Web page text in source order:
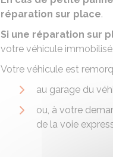
réparation sur place.
Si une réparation sur
votre véhicule immobilisé.
Votre véhicule est
au garage du
ou, à votre
de la voie